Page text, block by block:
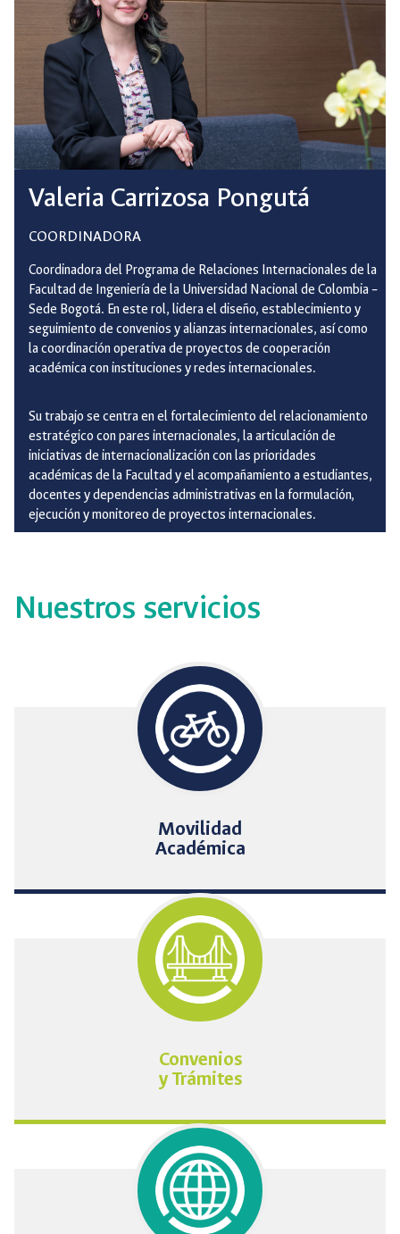
Valeria Carrizosa Pongutá
COORDINADORA
Coordinadora del Programa de Relaciones Internacionales de la
Facultad de Ingeniería de la Universidad Nacional de Colombia –
Sede Bogotá. En este rol, lidera el diseño, establecimiento y
seguimiento de convenios y alianzas internacionales, así como
la coordinación operativa de proyectos de cooperación
académica con instituciones y redes internacionales.
Su trabajo se centra en el fortalecimiento del relacionamiento
estratégico con pares internacionales, la articulación de
iniciativas de internacionalización con las prioridades
académicas de la Facultad y el acompañamiento a estudiantes,
docentes y dependencias administrativas en la formulación,
ejecución y monitoreo de proyectos internacionales.
Nuestros servicios
Movilidad
Académica
Convenios
y Trámites